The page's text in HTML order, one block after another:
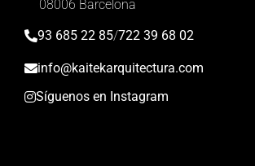
08006 Barcelona
93 685 22 85/722 39 68 02
info@kaitekarquitectura.com
Síguenos en Instagram